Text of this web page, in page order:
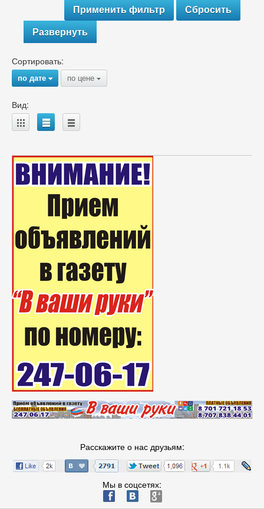
Развернуть
Сортировать:
по дате{ по цене {
Вид:
A B C
Расскажите о нас друзьям:
Мы в соцсетях:
ä æ è